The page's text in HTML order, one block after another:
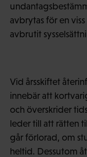
avbrytas för en
avbrutit
Vid årsskiftet
innebär att
och överskrider
leder till att rätten
går förlorad, om
heltid. Dessutom